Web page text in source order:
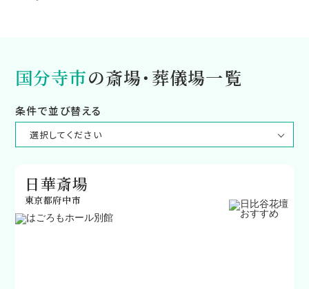
国分寺市の斎場・葬儀場一覧
条件で並び替える
日華斎場
東京都府中市